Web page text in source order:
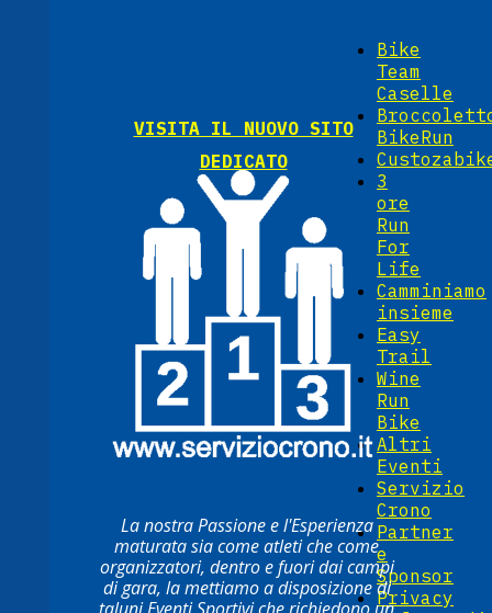
Bike
Team
Caselle
BikeRun
3
ore
Run
For
Life
Camminiamo
insieme
Easy
Trail
Wine
Run
Bike
Altri
Eventi
Servizio
Crono
Partner
e
Sponsor
Privacy
VISITA IL NUOVO SITO
DEDICATO
La nostra Passione e l'Esperienza
maturata sia come atleti che come
organizzatori, dentro e fuori dai campi
di gara, la mettiamo a disposizione di